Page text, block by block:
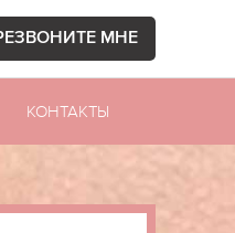
МНЕ
КОНТАКТЫ